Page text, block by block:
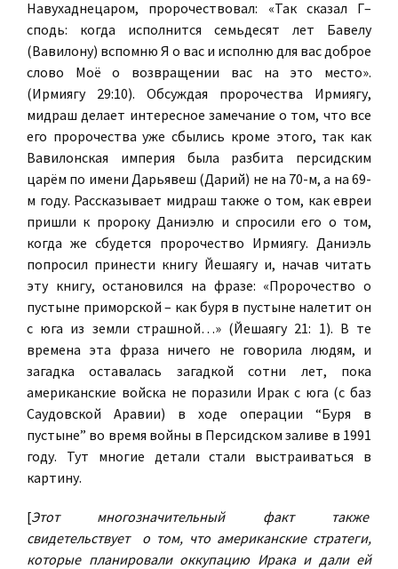
Навухаднецаром, пророчествовал: «Так сказал Г–
сподь: когда исполнится семьдесят лет Бавелу
(Вавилону) вспомню Я о вас и исполню для вас доброе
слово Моё о возвращении вас на это место».
(Ирмиягу 29:10). Обсуждая пророчества Ирмиягу,
мидраш делает интересное замечание о том, что все
его пророчества уже сбылись кроме этого, так как
Вавилонская империя была разбита персидским
царём по имени Дарьявеш (Дарий) не на 70-м, а на 69-
м году. Рассказывает мидраш также о том, как евреи
пришли к пророку Даниэлю и спросили его о том,
когда же сбудется пророчество Ирмиягу. Даниэль
попросил принести книгу Йешаягу и, начав читать
эту книгу, остановился на фразе: «Пророчество о
пустыне приморской – как буря в пустыне налетит он
с юга из земли страшной…» (Йешаягу 21: 1). В те
времена эта фраза ничего не говорила людям, и
загадка оставалась загадкой сотни лет, пока
американские войска не поразили Ирак с юга (с баз
Саудовской Аравии) в ходе операции “Буря в
пустыне” во время войны в Персидском заливе в 1991
году. Тут многие детали стали выстраиваться в
картину.
[Этот многозначительный факт также
свидетельствует о том, что американские стратеги,
которые планировали оккупацию Ирака и дали ей